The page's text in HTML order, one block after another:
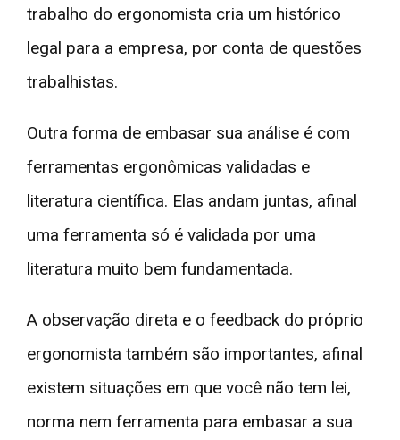
trabalho do ergonomista cria um histórico
legal para a empresa, por conta de questões
trabalhistas.
Outra forma de embasar sua análise é com
ferramentas ergonômicas validadas e
literatura científica. Elas andam juntas, afinal
uma ferramenta só é validada por uma
literatura muito bem fundamentada.
A observação direta e o feedback do próprio
ergonomista também são importantes, afinal
existem situações em que você não tem lei,
norma nem ferramenta para embasar a sua